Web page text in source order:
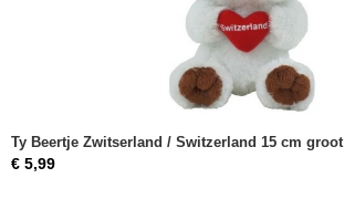
Ty Beertje Zwitserland / Switzerland 15 cm groot
€ 5,99